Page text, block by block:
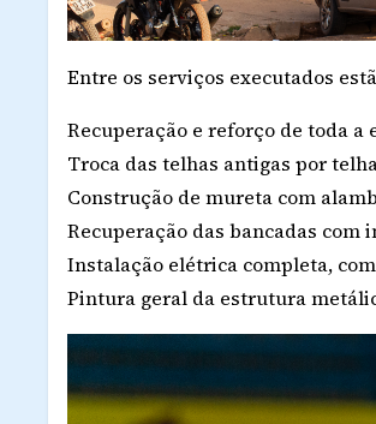
Entre os serviços executados
Recuperação e reforço de toda
Troca das telhas antigas por
Construção de mureta com
Recuperação das bancadas com
Instalação elétrica completa,
Pintura geral da estrutura